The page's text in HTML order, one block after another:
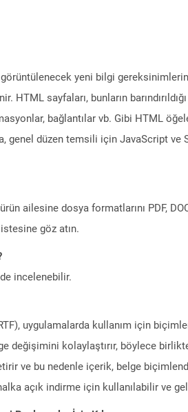
yeni bilgi
sayfaları, bunların
bağlantılar vb. Gibi HTML
düzen temsili için JavaScript ve
ailesine dosya formatlarını PDF,
göz atın.
incelenebilir.
uygulamalarda kullanım için
kolaylaştırır, böylece
ve bu nedenle içerik, belge
açık indirme için kullanılabilir ve